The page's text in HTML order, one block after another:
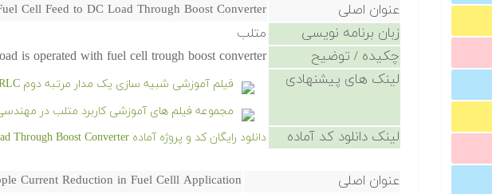
عنوان اصلی Cell Feed to DC Load Through Boost Converter
زبان برنامه نویسی متلب
چکیده / توضیح is operated with fuel cell trough boost converter
لینک های پیشنهادی
فیلم آموزشی شبیه سازی یک مدار مرتبه دوم RLC در سیمیولینک
مجموعه فیلم های آموزشی کاربرد متلب در
لینک دانلود کد آماده دانلود رایگان کد و پروژه آماده Fuel Cell Feed to DC Load Through Boost Converter - کلیک کنید.
عنوان اصلی Current Reduction in Fuel Celll Application